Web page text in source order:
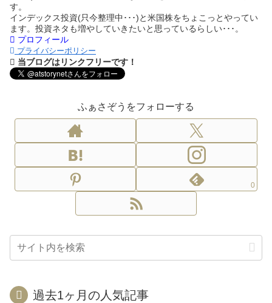
す。
インデックス投資(只今整理中･･･)と米国株をちょこっとやってい
ます。投資ネタも増やしていきたいと思っているらしい･･･。
プロフィール
プライバシーポリシー
当ブログはリンクフリーです！
ふぁさぞうをフォローする
0
過去1ヶ月の人気記事